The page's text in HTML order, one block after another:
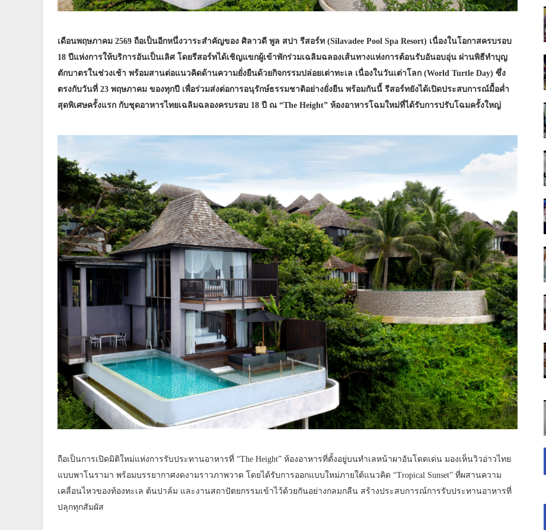
เดือนพฤษภาคม 2569 ถือเป็นอีกหนึ่งวาระสำคัญของ ศิลาวดี พูล สปา รีสอร์ท (Silavadee Pool Spa Resort) เนื่องในโอกาสครบรอบ
18 ปีแห่งการให้บริการอันเป็นเลิศ โดยรีสอร์ทได้เชิญแขกผู้เข้าพักร่วมเฉลิมฉลองเส้นทางแห่งการต้อนรับอันอบอุ่น ผ่านพิธีทำบุญ
ตักบาตรในช่วงเช้า พร้อมสานต่อแนวคิดด้านความยั่งยืนด้วยกิจกรรมปล่อยเต่าทะเล เนื่องในวันเต่าโลก (World Turtle Day) ซึ่ง
ตรงกับวันที่ 23 พฤษภาคม ของทุกปี เพื่อร่วมส่งต่อการอนุรักษ์ธรรมชาติอย่างยั่งยืน พร้อมกันนี้ รีสอร์ทยังได้เปิดประสบการณ์มื้อค่ำ
สุดพิเศษครั้งแรก กับชุดอาหารไทยเฉลิมฉลองครบรอบ 18 ปี ณ “The Height” ห้องอาหารโฉมใหม่ที่ได้รับการปรับโฉมครั้งใหญ่
ถือเป็นการเปิดมิติใหม่แห่งการรับประทานอาหารที่ “The Height” ห้องอาหารที่ตั้งอยู่บนทำเลหน้าผาอันโดดเด่น มองเห็นวิวอ่าวไทย
แบบพาโนรามา พร้อมบรรยากาศงดงามราวภาพวาด โดยได้รับการออกแบบใหม่ภายใต้แนวคิด “Tropical Sunset” ที่ผสานความ
เคลื่อนไหวของท้องทะเล ต้นปาล์ม และงานสถาปัตยกรรมเข้าไว้ด้วยกันอย่างกลมกลืน สร้างประสบการณ์การรับประทานอาหารที่
ปลุกทุกสัมผัส